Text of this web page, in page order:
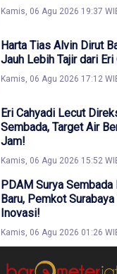
Kamis, 06 Agu 2026 19:37
Harta Tias Alvin Dirut
Jauh Lebih Tajir dari Eri
Kamis, 06 Agu 2026 17:12
Eri Cahyadi Lecut
Sembada, Target Air
Jam!
Kamis, 06 Agu 2026 15:52
PDAM Surya
Baru, Pemkot
Inovasi!
Kamis, 06 Agu 2026 01:26